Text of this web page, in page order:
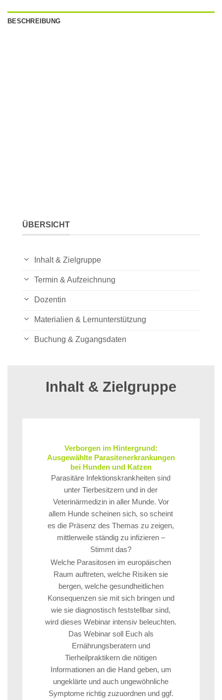
BESCHREIBUNG
ÜBERSICHT
Inhalt & Zielgruppe
Termin & Aufzeichnung
Dozentin
Materialien & Lernunterstützung
Buchung & Zugangsdaten
Inhalt & Zielgruppe
Verborgen im Hintergrund:
Ausgewählte Parasitenerkrankungen
bei Hunden und Katzen
Parasitäre Infektionskrankheiten sind
unter Tierbesitzern und in der
Veterinärmedizin in aller Munde. Vor
allem Hunde scheinen sich, so scheint
es die Präsenz des Themas zu zeigen,
mittlerweile ständig zu infizieren –
Stimmt das?
Welche Parasitosen im europäischen
Raum auftreten, welche Risiken sie
bergen, welche gesundheitlichen
Konsequenzen sie mit sich bringen und
wie sie diagnostisch feststellbar sind,
wird dieses Webinar intensiv beleuchten.
Das Webinar soll Euch als
Ernährungsberatern und
Tierheilpraktikern die nötigen
Informationen an die Hand geben, um
ungeklärte und auch ungewöhnliche
Symptome richtig zuzuordnen und ggf.